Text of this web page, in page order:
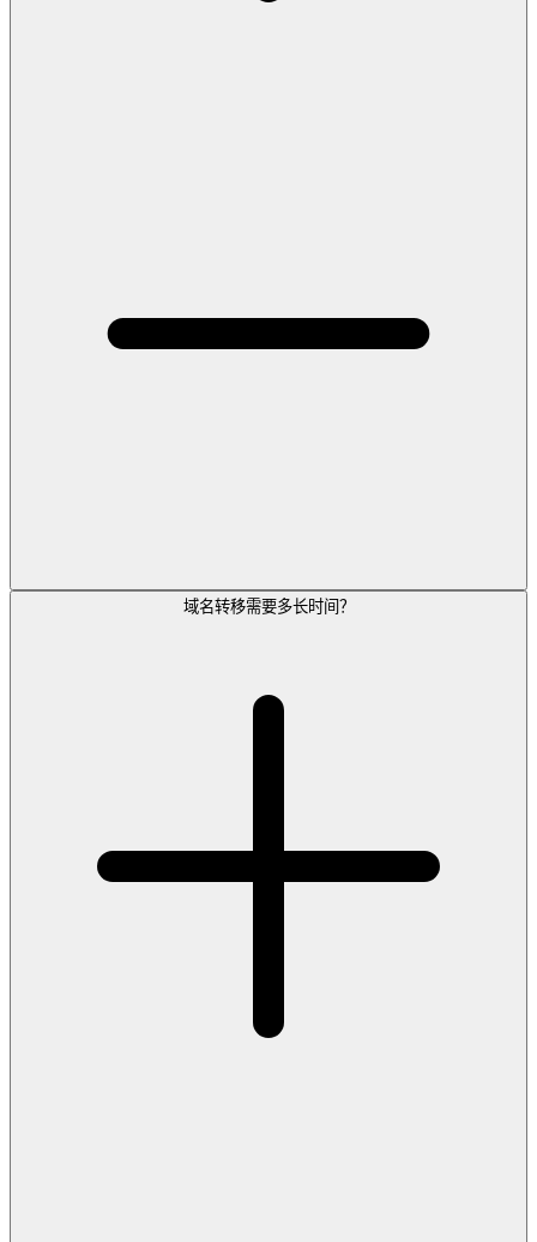
域名转移需要多长时间？